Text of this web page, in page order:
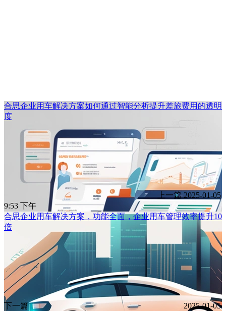
合思企业用车解决方案如何通过智能分析提升差旅费用的透明
度
上一篇 2025-01-05
9:53 下午
合思企业用车解决方案，功能全面，企业用车管理效率提升10
倍
下一篇
2025-01-05